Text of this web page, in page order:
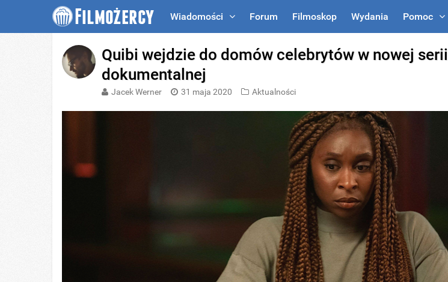
Wiadomości Forum Filmoskop Wydania Pomoc
Quibi wejdzie do domów celebrytów w nowej serii
dokumentalnej
Jacek Werner 31 maja 2020 Aktualności